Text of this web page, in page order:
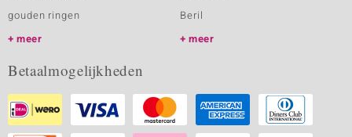
gouden ringen
meer
Beril
meer
Betaalmogelijkheden